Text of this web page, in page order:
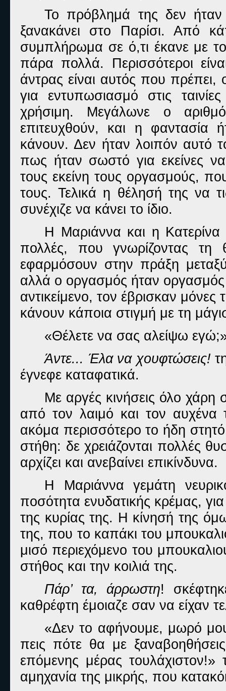
Το πρόβλημά της δεν ήταν
ξανακάνει στο Παρίσι. Από
συμπλήρωμα σε ό,τι έκανε με
πάρα πολλά. Περισσότεροι
άντρας είναι αυτός που πρέπει,
για εντυπωσιασμό στις
χρήσιμη. Μεγάλωνε ο
επιτευχθούν, και η
κάνουν. Δεν ήταν λοιπόν αυτό
πως ήταν σωστό για εκείνες
τους εκείνη τους οργασμούς,
τους. Τελικά η θέλησή της να
συνέχιζε να κάνει το ίδιο.
Η Μαριάννα και η Κατερίνα
πολλές, που γνωρίζοντας
εφαρμόσουν στην πράξη
αλλά ο οργασμός ήταν οργασμός
αντικείμενο, τον έβρισκαν
κάνουν κάποια στιγμή με τη
«Θέλετε να σας αλείψω
Άντε... Έλα να χουφτώσεις!
έγνεφε καταφατικά.
Με αργές κινήσεις όλο
από τον λαιμό και τον αυχένα
ακόμα περισσότερο το ήδη
στήθη: δε χρειάζονται πολλές
αρχίζει και ανεβαίνει επικίνδυνα.
Η Μαριάννα γεμάτη
ποσότητα ενυδατικής κρέμας,
της κυρίας της. Η κίνησή της
της, που το καπάκι του
μισό περιεχόμενο του
στήθος και την κοιλιά της.
Πάρ’ τα, άρρωστη!
καθρέφτη έμοιαζε σαν να είχαν
«Δεν το αφήνουμε, μωρό
πεις πότε θα με
επόμενης μέρας τουλάχιστον!»
αμηχανία της μικρής, που